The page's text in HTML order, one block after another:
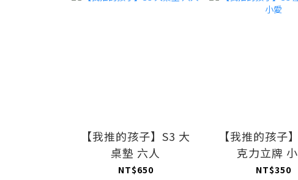
【我推的孩子】S3 大
桌墊 六人
NT$650
【我推的孩子
克力立牌
NT$350